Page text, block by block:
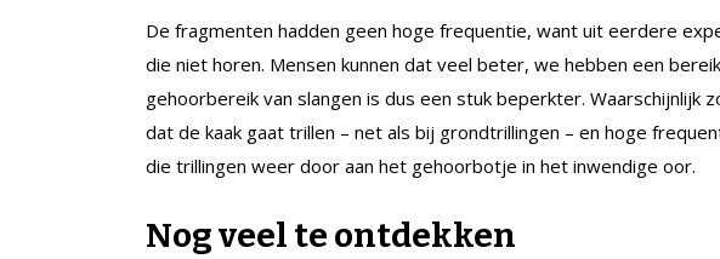
De fragmenten hadden geen hoge frequentie, want uit eerdere
die niet horen. Mensen kunnen dat veel beter, we hebben een
gehoorbereik van slangen is dus een stuk beperkter. Waarschijnlijk
dat de kaak gaat trillen – net als bij grondtrillingen – en hoge
die trillingen weer door aan het gehoorbotje in het inwendige oor.
Nog veel te ontdekken